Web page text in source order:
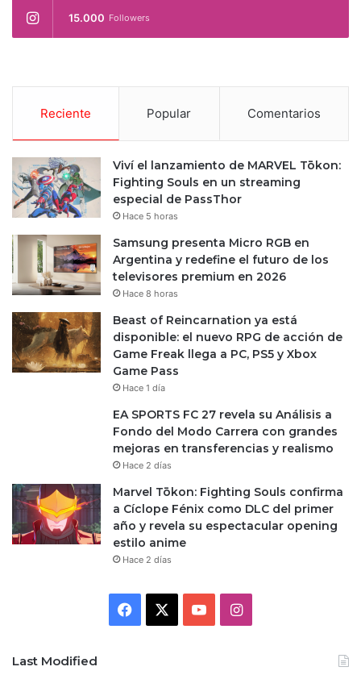
15.000 Followers
Reciente Popular Comentarios
Viví el lanzamiento de MARVEL Tōkon:
Fighting Souls en un streaming
especial de PassThor
Hace 5 horas
Samsung presenta Micro RGB en
Argentina y redefine el futuro de los
televisores premium en 2026
Hace 8 horas
Beast of Reincarnation ya está
disponible: el nuevo RPG de acción de
Game Freak llega a PC, PS5 y Xbox
Game Pass
Hace 1 día
EA SPORTS FC 27 revela su Análisis a
Fondo del Modo Carrera con grandes
mejoras en transferencias y realismo
Hace 2 días
Marvel Tōkon: Fighting Souls confirma
a Cíclope Fénix como DLC del primer
año y revela su espectacular opening
estilo anime
Hace 2 días
Facebook YouTubeInstagram
Last Modified